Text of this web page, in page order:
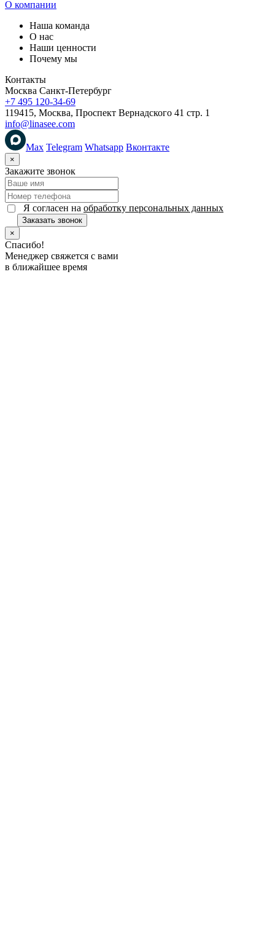
О компании
Наша команда
О нас
Наши ценности
Почему мы
Контакты
Москва Санкт-Петербург
+7 495 120-34-69
119415, Москва, Проспект Вернадского 41 стр. 1
info@linasee.com
Max Telegram Whatsapp Вконтакте
×
Закажите звонок
Я согласен на обработку персональных данных
Заказать звонок
×
Спасибо!
Менеджер свяжется с вами
в ближайшее время